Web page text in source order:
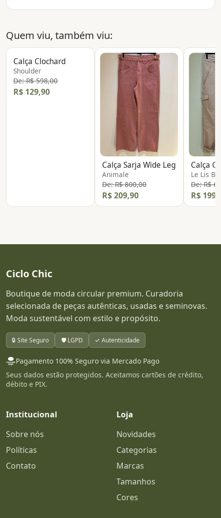
Quem viu, também viu:
Calça Clochard
Shoulder
De: R$ 598,00
R$ 129,90
Calça Sarja Wide Leg
Animale
De: R$ 800,00
R$ 209,90
Calça
Le Lis
De: R$
R$
Ciclo Chic
Boutique de moda circular premium. Curadoria
selecionada de peças autênticas, usadas e seminovas.
Moda sustentável com estilo e propósito.
🔒 Site Seguro 🛡️ LGPD ✓ Autenticidade
Pagamento 100% Seguro via Mercado Pago
Seus dados estão protegidos. Aceitamos cartões de crédito,
débito e PIX.
Institucional
Sobre nós
Políticas
Contato
Loja
Novidades
Categorias
Marcas
Tamanhos
Cores